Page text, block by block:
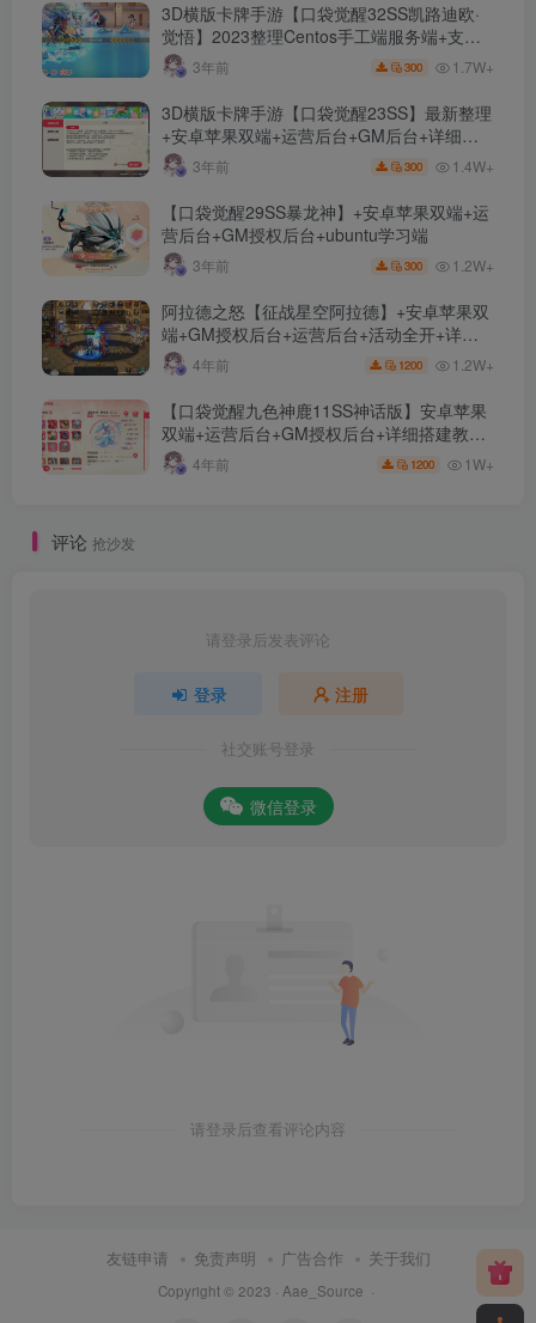
3D横版卡牌手游【口袋觉醒32SS凯路迪欧·
觉悟】2023整理Centos手工端服务端+支付
对接+安卓苹果双端+运营后台+GM授权后台
+代理后台
3年前 300 1.7W+
3D横版卡牌手游【口袋觉醒23SS】最新整理
+安卓苹果双端+运营后台+GM后台+详细搭
建教程3年前 300 1.4W+
【口袋觉醒29SS暴龙神】+安卓苹果双端+运
营后台+GM授权后台+ubuntu学习端
3年前 300 1.2W+
阿拉德之怒【征战星空阿拉德】+安卓苹果双
端+GM授权后台+运营后台+活动全开+详细
教程 4年前 1200 1.2W+
【口袋觉醒九色神鹿11SS神话版】安卓苹果
双端+运营后台+GM授权后台+详细搭建教
程。 4年前 1200 1W+
评论 抢沙发
请登录后发表评论
登录 注册
社交账号登录
微信登录
请登录后查看评论内容
友链申请 免责声明 广告合作 关于我们
Copyright © 2023 · Aae_Source ·